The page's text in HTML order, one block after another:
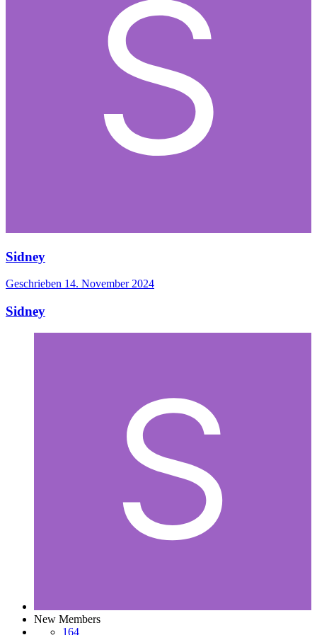
Sidney
Geschrieben 14. November 2024
Sidney
New Members
164